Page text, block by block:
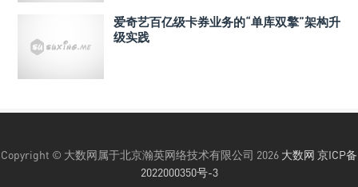
爱奇艺百亿级卡券业务的“单库双擎”架构升
级实践
Copyright © 大数网属于北京瀚英网络技术有限公司 2026 大数网 京ICP备
2022000350号-3